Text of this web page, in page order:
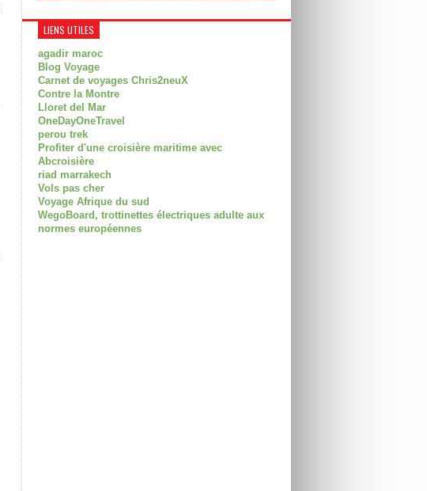
LIENS UTILES
agadir maroc
Blog Voyage
Carnet de voyages Chris2neuX
Contre la Montre
Lloret del Mar
OneDayOneTravel
perou trek
Profiter d'une croisière maritime avec
Abcroisière
riad marrakech
Vols pas cher
Voyage Afrique du sud
WegoBoard, trottinettes électriques adulte aux
normes européennes